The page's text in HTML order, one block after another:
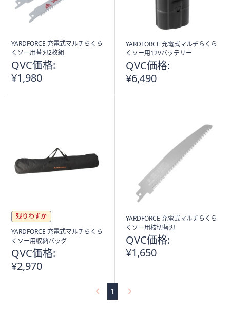
YARDFORCE 充電式マルチらくら
くソー用替刃2枚組
QVC価格:
¥1,980
YARDFORCE 充電式マルチらくら
くソー用12Vバッテリー
QVC価格:
¥6,490
残りわずか
YARDFORCE 充電式マルチらくら
くソー用収納バッグ
QVC価格:
¥2,970
YARDFORCE 充電式マルチらくら
くソー用枝切替刃
QVC価格:
¥1,650
1